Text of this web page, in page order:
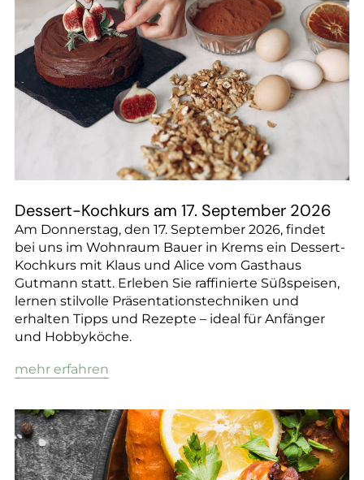
Dessert-Kochkurs am 17. September 2026
Am Donnerstag, den 17. September 2026, findet
bei uns im Wohnraum Bauer in Krems ein Dessert-
Kochkurs mit Klaus und Alice vom Gasthaus
Gutmann statt. Erleben Sie raffinierte Süßspeisen,
lernen stilvolle Präsentationstechniken und
erhalten Tipps und Rezepte – ideal für Anfänger
und Hobbyköche.
mehr erfahren